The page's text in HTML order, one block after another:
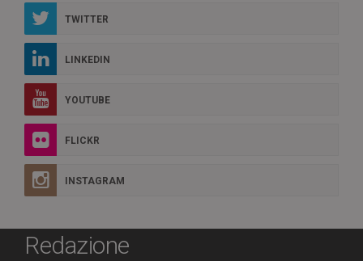
TWITTER
LINKEDIN
YOUTUBE
FLICKR
INSTAGRAM
Redazione